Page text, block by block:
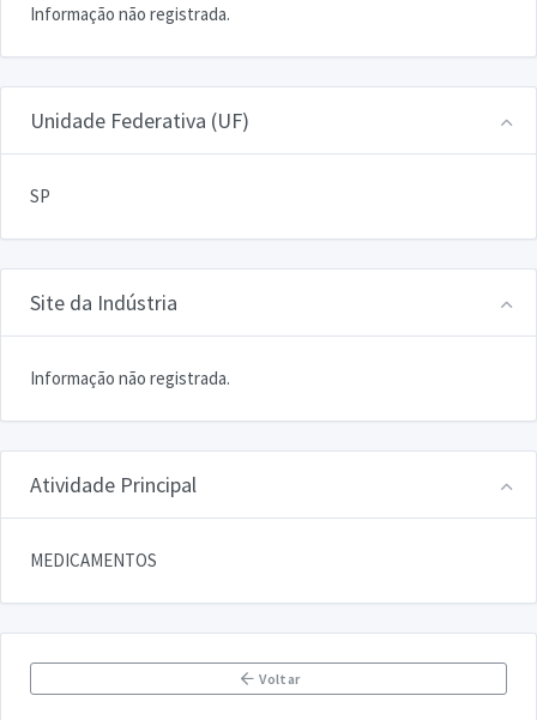
Informação não registrada.
Unidade Federativa (UF)
SP
Site da Indústria
Informação não registrada.
Atividade Principal
MEDICAMENTOS
Voltar